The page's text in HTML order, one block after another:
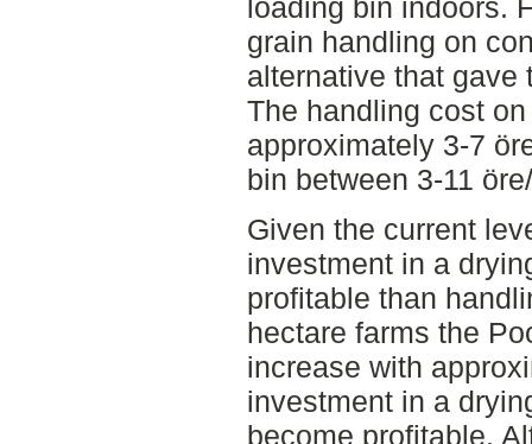
loading bin indoors.
grain handling on
alternative that gave
The handling cost
approximately 3-7
bin between 3-11
Given the current
investment in a
profitable than
hectare farms the
increase with
investment in a
become profitable.